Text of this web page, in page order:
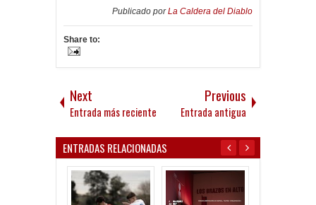
Publicado porLa Caldera del Diablo
Share to:
Next
Entrada más reciente
Previous
Entrada antigua
ENTRADAS RELACIONADAS